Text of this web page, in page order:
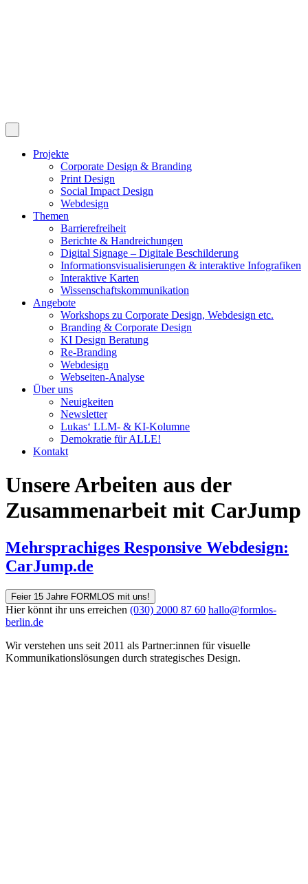
Projekte
Corporate Design & Branding
Print Design
Social Impact Design
Webdesign
Themen
Barrierefreiheit
Berichte & Handreichungen
Digital Signage – Digitale Beschilderung
Informationsvisualisierungen & interaktive Infografiken
Interaktive Karten
Wissenschaftskommunikation
Angebote
Workshops zu Corporate Design, Webdesign etc.
Branding & Corporate Design
KI Design Beratung
Re-Branding
Webdesign
Webseiten-Analyse
Über uns
Neuigkeiten
Newsletter
Lukas‘ LLM- & KI-Kolumne
Demokratie für ALLE!
Kontakt
Unsere Arbeiten aus der
Zusammenarbeit mit CarJump
Mehrsprachiges Responsive Webdesign:
CarJump.de
Feier 15 Jahre FORMLOS mit uns!
Hier könnt ihr uns erreichen (030) 2000 87 60 hallo@formlos-
berlin.de
Wir verstehen uns seit 2011 als Partner:innen für visuelle
Kommunikations­lösungen durch strategisches Design.